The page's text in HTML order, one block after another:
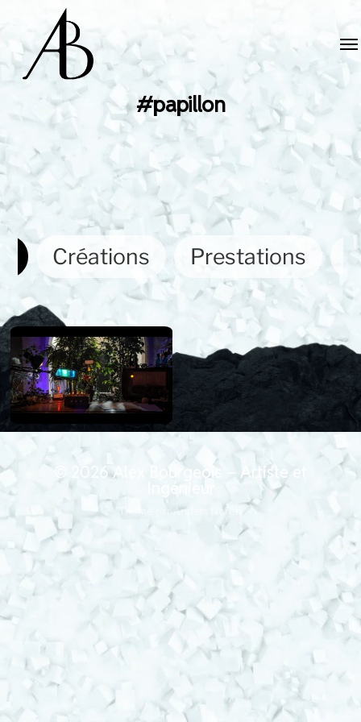
#papillon
Créations Prestations
© 2026Alex Bourgeois – Artiste et
Ingénieur
Thème par Anders Norén